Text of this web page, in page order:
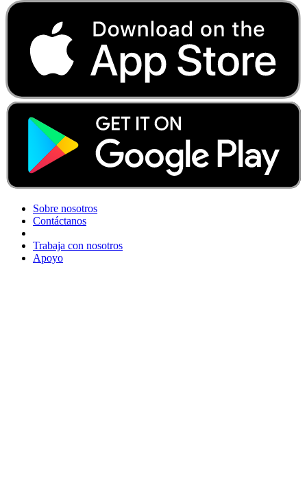
Sobre nosotros
Contáctanos
Trabaja con nosotros
Apoyo